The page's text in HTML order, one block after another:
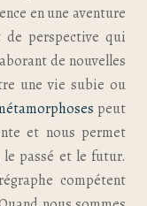
en une aventure
de perspective qui
de nouvelles
une vie subie ou
peut
et nous permet
passé et le futur.
compétent